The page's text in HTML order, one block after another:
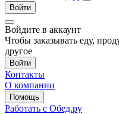
Войти
Войдите в аккаунт
Чтобы заказывать еду,
другое
Войти
Контакты
О компании
Помощь
Работать с Обед.ру